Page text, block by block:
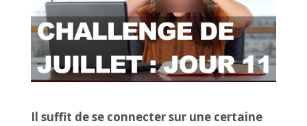
Il suffit de se connecter sur une certaine